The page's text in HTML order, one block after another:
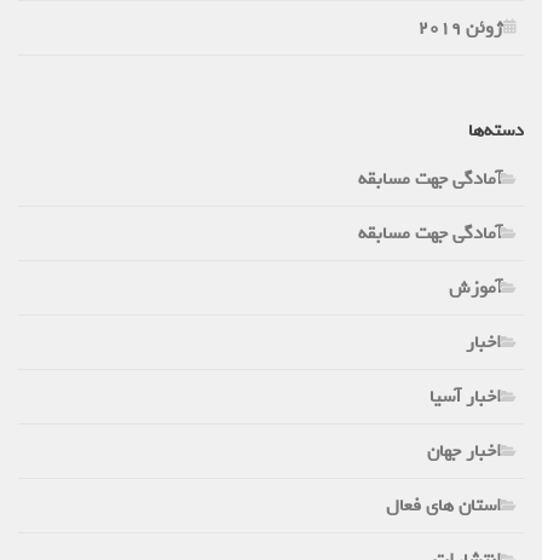
ژوئن 2019
دسته‌ها
آمادگی جهت مسابقه
آمادگی جهت مسابقه
آموزش
اخبار
اخبار آسیا
اخبار جهان
استان های فعال